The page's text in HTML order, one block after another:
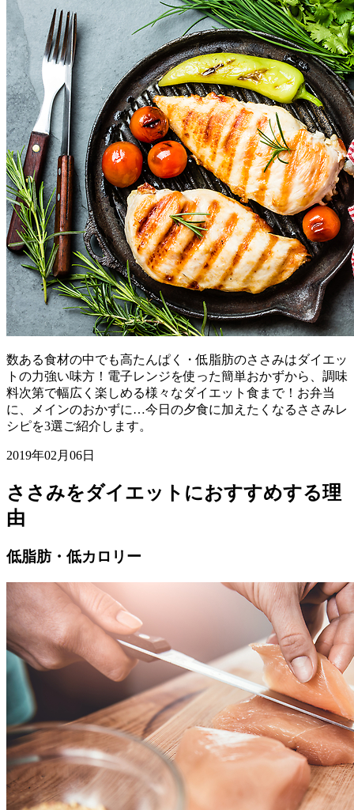
数ある食材の中でも高たんぱく・低脂肪のささみはダイエッ
トの力強い味方！電子レンジを使った簡単おかずから、調味
料次第で幅広く楽しめる様々なダイエット食まで！お弁当
に、メインのおかずに…今日の夕食に加えたくなるささみレ
シピを3選ご紹介します。
2019年02月06日
ささみをダイエットにおすすめする理
由
低脂肪・低カロリー